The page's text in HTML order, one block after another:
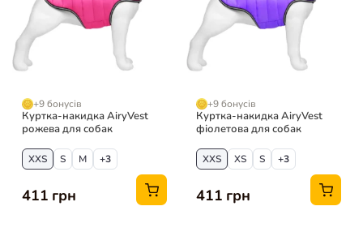
+9 бонусів
Куртка-накидка AiryVest
рожева для собак
XXS S M +3
411 грн
+9 бонусів
Куртка-накидка AiryVest
фіолетова для собак
XXS XS S +3
411 грн